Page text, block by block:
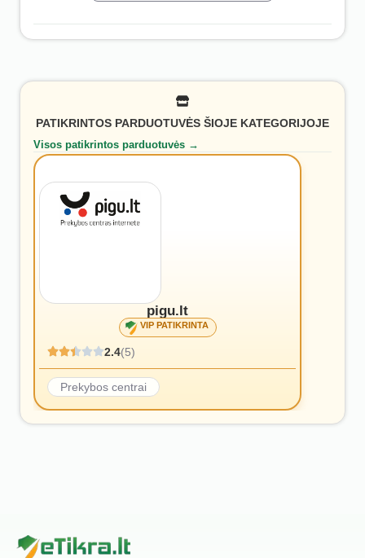
PATIKRINTOS PARDUOTUVĖS ŠIOJE KATEGORIJOJE
Visos patikrintos parduotuvės →
pigu.lt
VIP PATIKRINTA
2.4(5)
Prekybos centrai